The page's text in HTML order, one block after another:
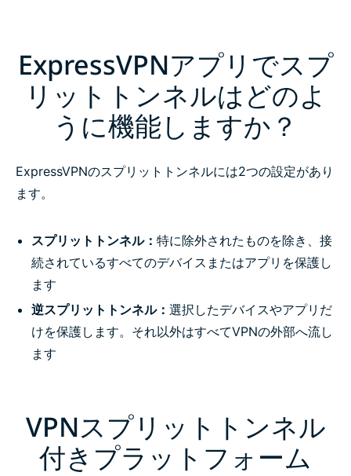
ExpressVPNアプリでスプ
リットトンネルはどのよ
うに機能しますか？
ExpressVPNのスプリットトンネルには2つの設定があり
ます。
スプリットトンネル： 特に除外されたものを除き、接
続されているすべてのデバイスまたはアプリを保護し
ます
逆スプリットトンネル： 選択したデバイスやアプリだ
けを保護します。それ以外はすべてVPNの外部へ流し
ます
VPNスプリットトンネル
付きプラットフォーム